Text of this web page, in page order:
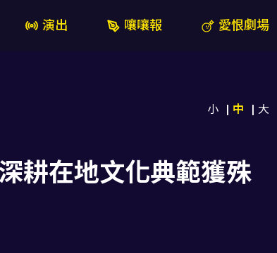
演出 嚷嚷報 愛恨劇場
小 中 大
耕在地文化典範獲殊